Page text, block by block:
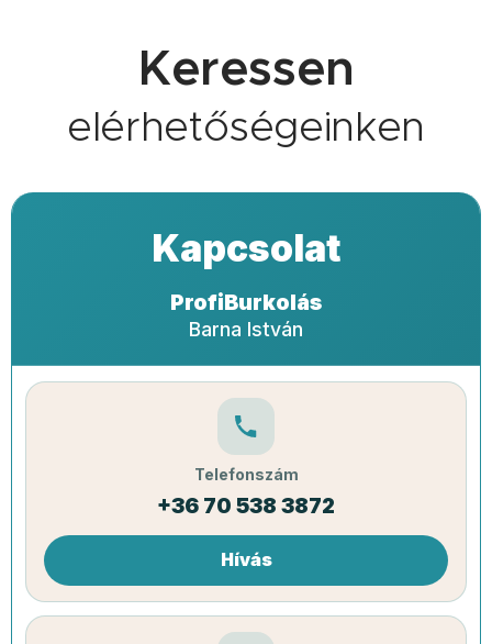
Keressen
elérhetőségeinken
Kapcsolat
ProfiBurkolás
Barna István
Telefonszám
+36 70 538 3872
Hívás